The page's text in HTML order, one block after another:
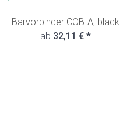
Barvorbinder COBIA, black
ab 32,11 € *